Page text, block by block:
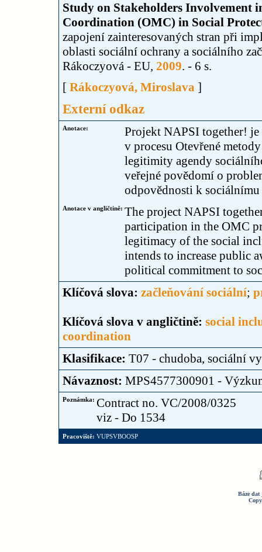
Study on Stakeholders Involvement
Coordination (OMC) in Social
zapojení zainteresovaných stran při
oblasti sociální ochrany a sociálního
Rákoczyová - EU, 2009. - 6 s.
[ Rákoczyová, Miroslava ]
Externí odkaz
Anotace:
Projekt NAPSI together! je
v procesu Otevřené
legitimity agendy
veřejné povědomí o
odpovědnosti k sociálnímu
Anotace v angličtině: The project NAPSI
participation in the OMC
legitimacy of the social
intends to increase public
political commitment to
Klíčová slova: začleňování sociální;
Klíčová slova v angličtině: social
coordination
Klasifikace: T07 - chudoba, sociální
Návaznost: MPS4577300901 -
Poznámka: Contract no. VC/2008/0325
viz - Do 1534
Pracoviště: VUPSVBOOSP
Báze dat